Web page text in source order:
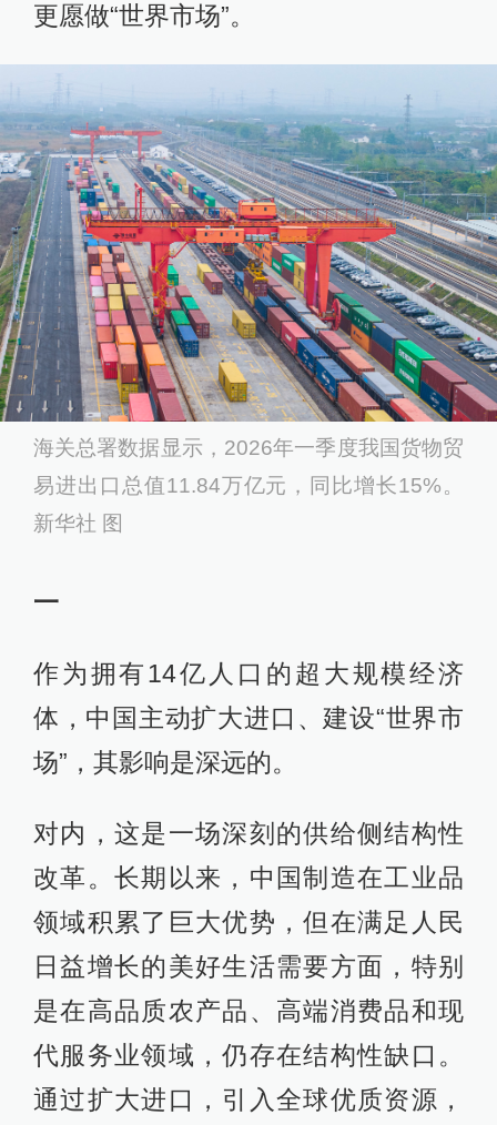
更愿做“世界市场”。
海关总署数据显示，2026年一季度我国货物贸
易进出口 总值11.84万亿元，同比增长15%。
新华社 图
一
作为拥有14亿人口的超大规模经济
体，中国主动扩大进口、建设“世界市
场”，其影响是深远的。
对内，这是一场深刻的供给侧结构性
改革。长期以来，中国制造在工业品
领域积累了巨大优势，但在满足人民
日益增长的美好生活需要方面，特别
是在高品质农产品、高端消费品和现
代服务业领域，仍存在结构性缺口。
通过扩大进口，引入全球优质资源，